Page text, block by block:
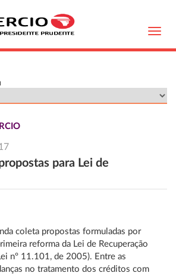
para Lei de
coleta propostas formuladas por
reforma da Lei de Recuperação
nº 11.101, de 2005). Entre as
no tratamento dos créditos com